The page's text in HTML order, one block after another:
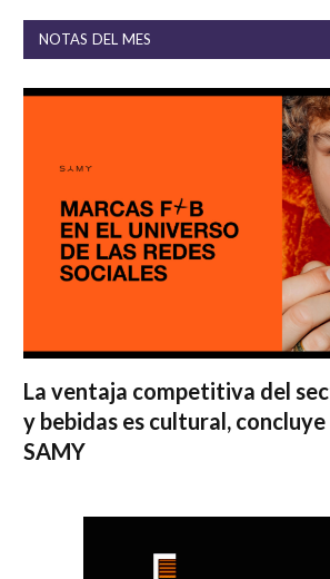
NOTAS DEL MES
La ventaja competitiva del
y bebidas es cultural,
SAMY